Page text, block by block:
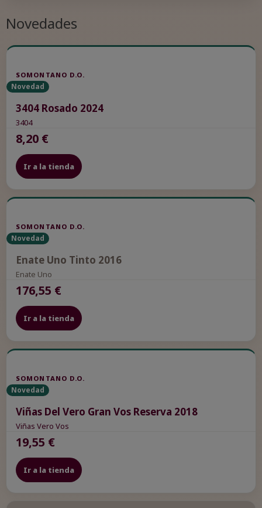
Novedades
SOMONTANO D.O.
Novedad
3404 Rosado 2024
3404
8,20 €
Ir a la tienda
SOMONTANO D.O.
Novedad
Enate Uno Tinto 2016
Enate Uno
176,55 €
Ir a la tienda
SOMONTANO D.O.
Novedad
Viñas Del Vero Gran Vos Reserva 2018
Viñas Vero Vos
19,55 €
Ir a la tienda